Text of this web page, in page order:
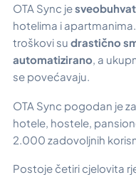
OTA Sync je
hotelima i
troškovi su drastično
automatizirano, a
se povećavaju.
OTA Sync pogodan je
hotele, hostele,
2.000 zadovoljnih
Postoje četiri cjelovita